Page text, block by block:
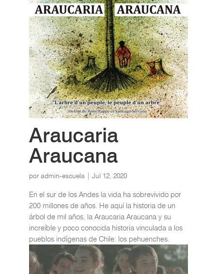
Araucaria
Araucana
por admin-escuela Jul 12, 2020
En el sur de los Andes la vida ha sobrevivido por
200 millones de años. He aquí la historia de un
árbol de mil años, la Araucaria Araucana y su
increíble y poco conocida historia vinculada a los
pueblos indígenas de Chile: los pehuenches.